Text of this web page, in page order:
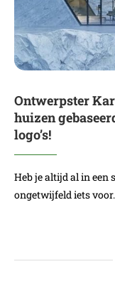
Ontwerpster
huizen
logo’s!
Heb je altijd al in een
ongetwijfeld iets